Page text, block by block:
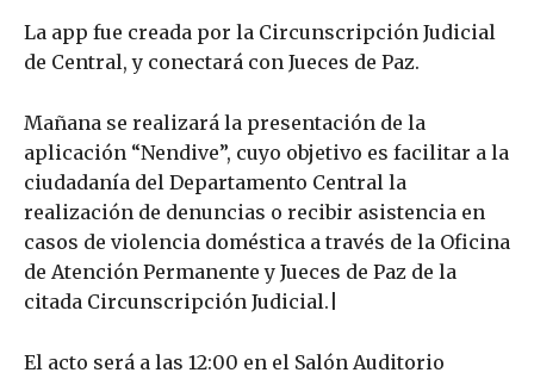
La app fue creada por la Circunscripción Judicial
de Central, y conectará con Jueces de Paz.
Mañana se realizará la presentación de la
aplicación “Nendive”, cuyo objetivo es facilitar a la
ciudadanía del Departamento Central la
realización de denuncias o recibir asistencia en
casos de violencia doméstica a través de la Oficina
de Atención Permanente y Jueces de Paz de la
citada Circunscripción Judicial.|
El acto será a las 12:00 en el Salón Auditorio